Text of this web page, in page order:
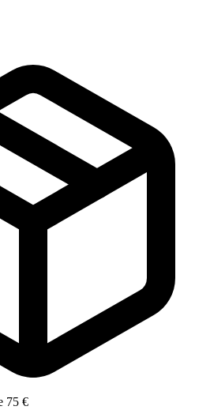
75 €